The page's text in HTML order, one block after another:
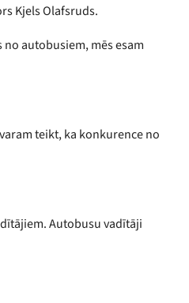
Kjels Olafsruds.
autobusiem, mēs esam
teikt, ka konkurence no
Autobusu vadītāji